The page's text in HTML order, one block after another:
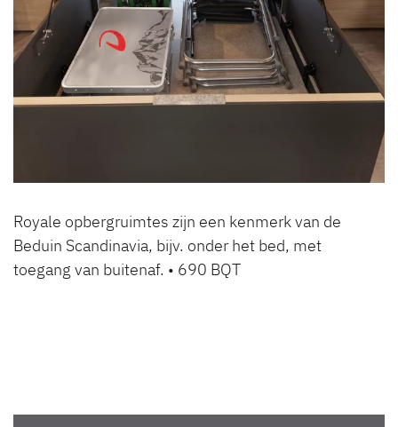
Royale opbergruimtes zijn een kenmerk van de
Beduin Scandinavia, bijv. onder het bed, met
toegang van buitenaf. • 690 BQT